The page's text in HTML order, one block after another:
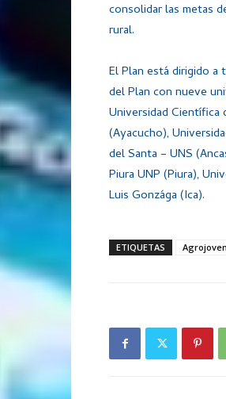
consolidar las metas
rural.
El Plan está dirigido a
del Plan con nueve
Universidad Científica
(Ayacucho),
del Santa – UNS
Piura UNP (Piura),
Luis Gonzága (Ica).
ETIQUETAS Agrojoven